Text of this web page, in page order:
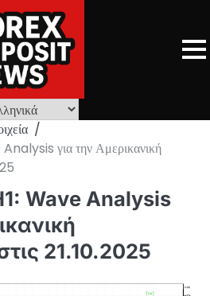
για την Αμερικανική
Wave Analysis
21.10.2025